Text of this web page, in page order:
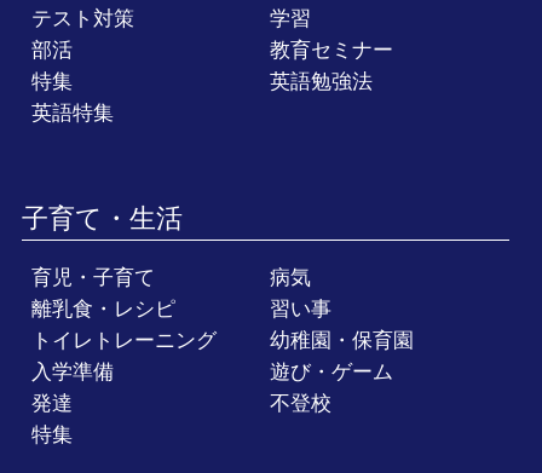
テスト対策
学習
部活
教育セミナー
特集
英語勉強法
英語特集
子育て・生活
育児・子育て
病気
離乳食・レシピ
習い事
トイレトレーニング
幼稚園・保育園
入学準備
遊び・ゲーム
発達
不登校
特集